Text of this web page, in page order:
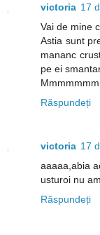
victoria 17
Vai de mine
Astia sunt
mananc
pe ei
Răspundeți
victoria 17
aaaaa,abia
usturoi nu
Răspundeți